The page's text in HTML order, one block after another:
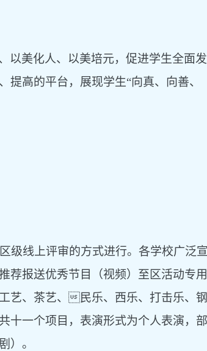
以美化人、以美培元，促进学生全面发
提高的平台，展现学生“向真、向善、
级线上评审的方式进行。各学校广泛宣
荐报送优秀节目（视频）至区活动专用
艺、茶艺、
民乐、西乐、打击乐、钢
十一个项目， 表演形式为个人表演，部
）。